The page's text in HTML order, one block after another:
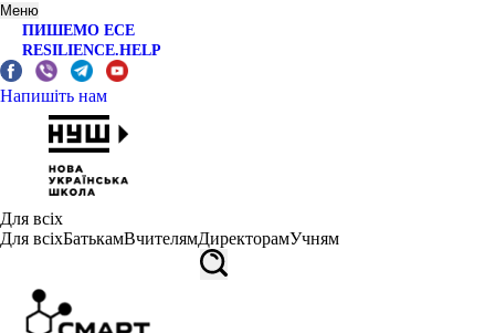
Меню
ПИШЕМО ЕСЕ
RESILIENCE.HELP
Напишіть нам
Для всіх
Для всіхБатькамВчителямДиректорамУчням